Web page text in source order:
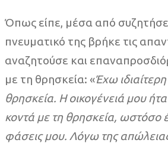
Όπως είπε, μέσα από
πνευματικό της βρήκε τις
αναζητούσε και
με τη θρησκεία: «Έχω
θρησκεία. Η οικογένειά μου
κοντά με τη θρησκεία, ωστόσο
φάσεις μου. Λόγω της